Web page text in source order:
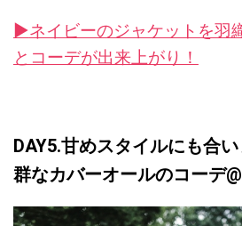
▶︎ネイビーのジャケットを羽
とコーデが出来上がり！
DAY5.甘めスタイルにも合
群なカバーオールのコーデ